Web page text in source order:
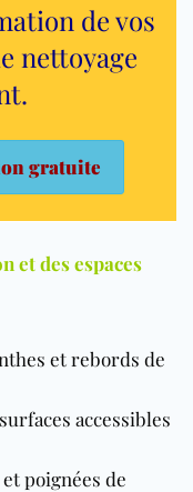
de vos
nettoyage
.
gratuite
et des espaces
et rebords de
accessibles
poignées de